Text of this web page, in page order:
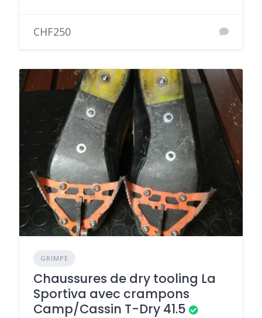
CHF250
GRIMPE
Chaussures de dry tooling La
Sportiva avec crampons
Camp/Cassin T-Dry 41.5